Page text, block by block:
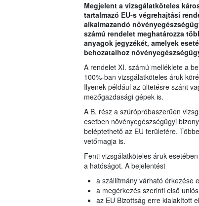
Megjelent a vizsgálatköteles
tartalmazó EU-s végrehajtási
alkalmazandó
számú rendelet meghatározza
anyagok jegyzékét, amelyek
behozatalhoz
A rendelet XI. számú melléklete a
100%-ban vizsgálatköteles áruk
Ilyenek például az ültetésre szánt
mezőgazdasági gépek is.
A B. rész a szúrópróbaszerűen
esetben növényegészségügyi
beléptethető az EU területére.
vetőmagja is.
Fenti vizsgálatköteles áruk
a hatóságot. A bejelentést
a szállítmány várható érkezése
a megérkezés szerinti első
az EU Bizottság erre kialakított